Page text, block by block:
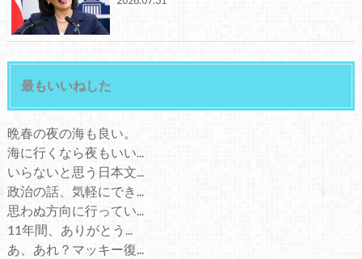
最もいいねした
晩春の夜の海も良い。
海に行くなら夜もいい...
いらないと思う日本文...
政治の話、気軽にでき...
思わぬ方向に行ってい...
11年間、ありがとう...
あ、あれ？マッキー復...